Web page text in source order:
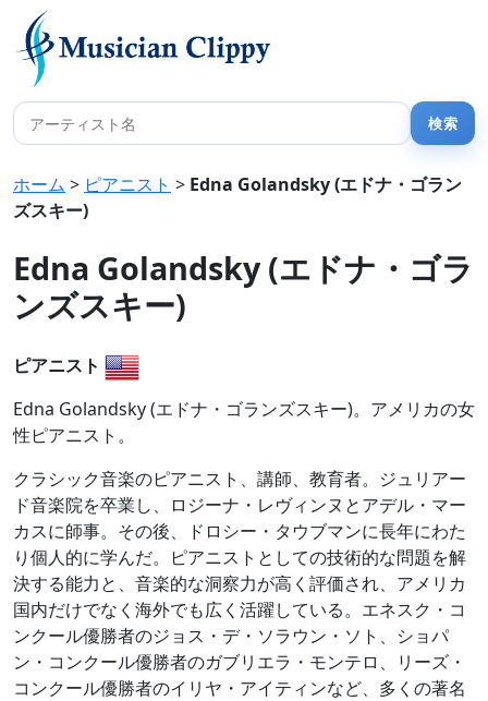
ホーム > ピアニスト > Edna Golandsky (エドナ・ゴラン
ズスキー)
Edna Golandsky (エドナ・ゴラ
ンズスキー)
ピアニスト
Edna Golandsky (エドナ・ゴランズスキー)。アメリカの女
性ピアニスト。
クラシック音楽のピアニスト、講師、教育者。ジュリアー
ド音楽院を卒業し、ロジーナ・レヴィンヌとアデル・マー
カスに師事。その後、ドロシー・タウブマンに長年にわた
り個人的に学んだ。ピアニストとしての技術的な問題を解
決する能力と、音楽的な洞察力が高く評価され、アメリカ
国内だけでなく海外でも広く活躍している。エネスク・コ
ンクール優勝者のジョス・デ・ソラウン・ソト、ショパ
ン・コンクール優勝者のガブリエラ・モンテロ、リーズ・
コンクール優勝者のイリヤ・アイティンなど、多くの著名